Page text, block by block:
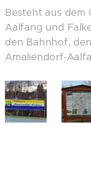
Besteht aus dem
Aalfang und
den Bahnhof,
Amaliendorf-